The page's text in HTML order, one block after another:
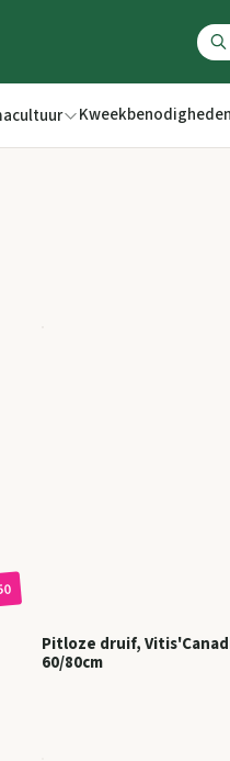
Kweekbenodigheden
Pitloze druif, Vitis'Canadice' 1Lpot
60/80cm